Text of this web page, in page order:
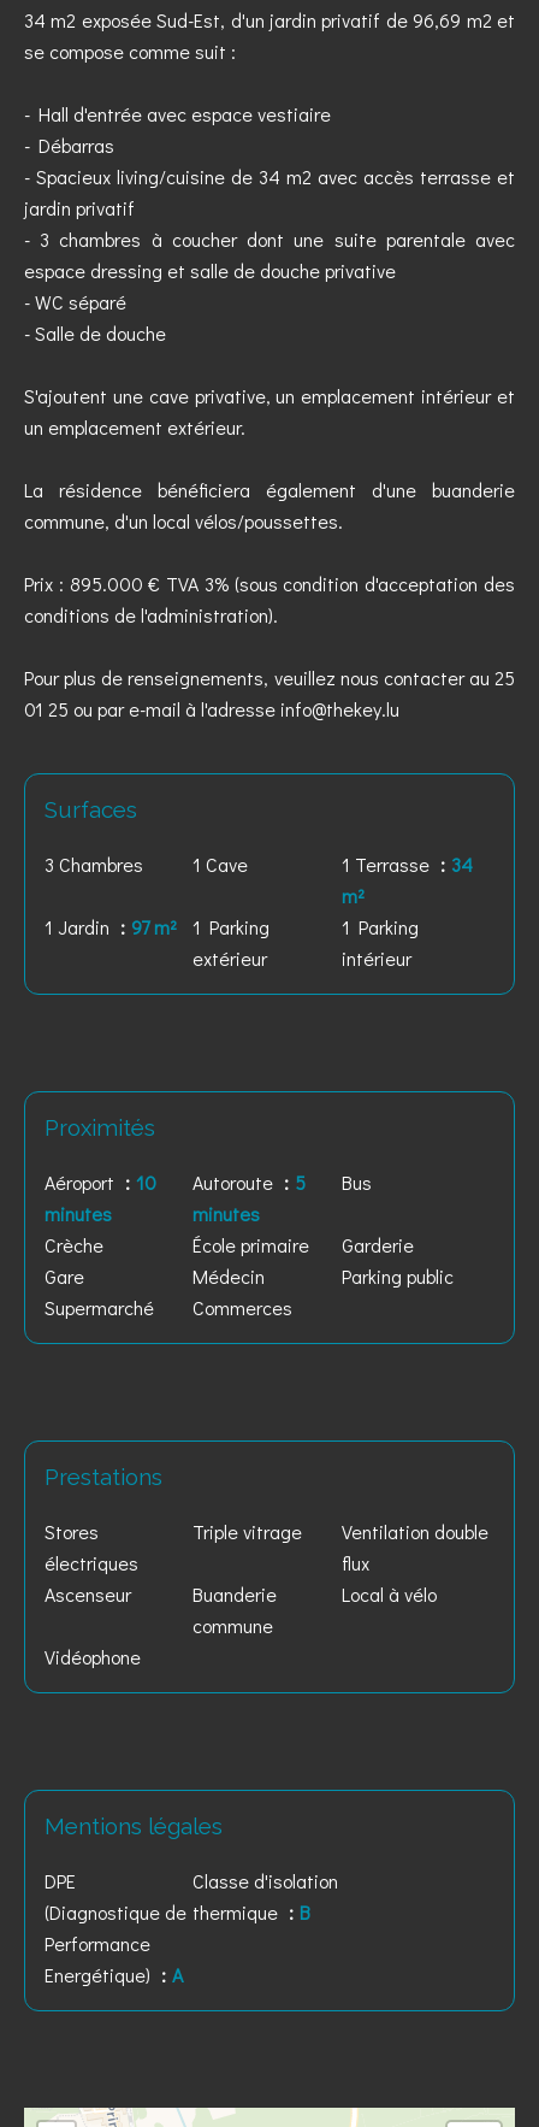
34 m2 exposée Sud-Est, d'un jardin privatif de 96,69 m2 et
se compose comme suit :
- Hall d'entrée avec espace vestiaire
- Débarras
- Spacieux living/cuisine de 34 m2 avec accès terrasse et
jardin privatif
- 3 chambres à coucher dont une suite parentale avec
espace dressing et salle de douche privative
- WC séparé
- Salle de douche
S'ajoutent une cave privative, un emplacement intérieur et
un emplacement extérieur.
La résidence bénéficiera également d'une buanderie
commune, d'un local vélos/poussettes.
Prix : 895.000 € TVA 3% (sous condition d'acceptation des
conditions de l'administration).
Pour plus de renseignements, veuillez nous contacter au 25
01 25 ou par e-mail à l'adresse info@thekey.lu
Surfaces
3 Chambres 1 Cave 1 Terrasse
34
m²
1 Jardin
97 m²
1 Parking
extérieur
1 Parking
intérieur
Proximités
Aéroport
10
minutes
Autoroute
5
minutes
Bus
Crèche École primaire
Garderie
Gare
Médecin
Parking public
Supermarché
Commerces
Prestations
Stores
électriques
Triple vitrage
Ventilation double
flux
Ascenseur
Buanderie
commune
Local à vélo
Vidéophone
Mentions légales
DPE
(Diagnostique de
Performance
Energétique)
A
Classe d'isolation
thermique
B